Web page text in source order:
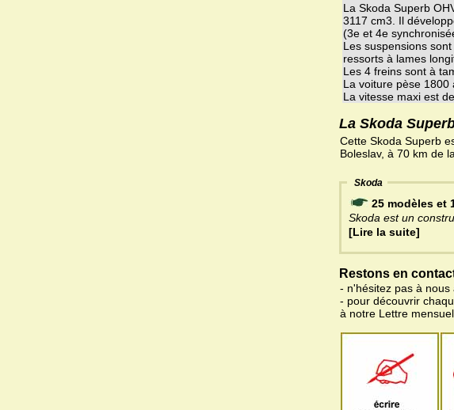
La Skoda Superb
3117 cm3. Il
(3e et 4e
Les suspensions
ressorts à lames
Les 4 freins sont à
La voiture pèse 1800
La vitesse maxi est
La Skoda
Cette Skoda Superb
Boleslav, à 70 km de
Skoda
25 modèles et
Skoda est un
[Lire la suite]
Restons en
- n'hésitez pas à nous
- pour découvrir
à notre Lettre